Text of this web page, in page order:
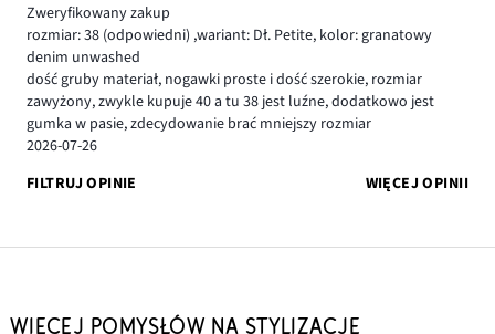
Zweryfikowany zakup
rozmiar: 38 (odpowiedni) ,wariant: Dł. Petite, kolor: granatowy
denim unwashed
dość gruby materiał, nogawki proste i dość szerokie, rozmiar
zawyżony, zwykle kupuje 40 a tu 38 jest luźne, dodatkowo jest
gumka w pasie, zdecydowanie brać mniejszy rozmiar
2026-07-26
FILTRUJ OPINIE
WIĘCEJ OPINII
WIĘCEJ POMYSŁÓW NA STYLIZACJE